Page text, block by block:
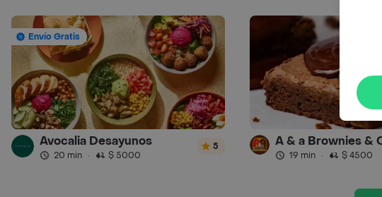
Envío Gratis
Avocalia Desayunos
20 min · $ 5000
5
19 min · $ 4500